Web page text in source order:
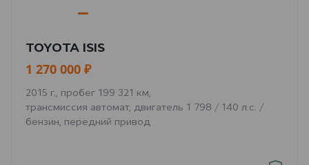
TOYOTA ISIS
1 270 000 ₽
2015 г., пробег 199 321 км,
трансмиссия автомат, двигатель 1 798 / 140 л.с. /
бензин, передний привод